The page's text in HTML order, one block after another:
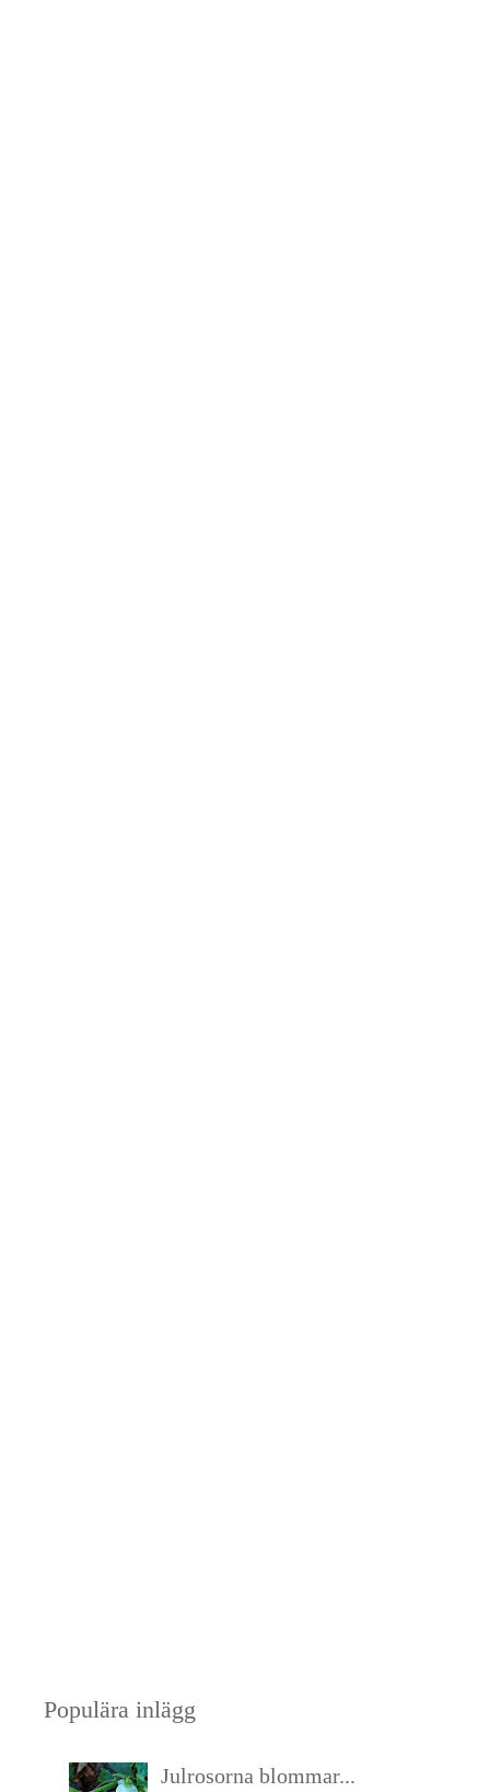
Populära inlägg
Julrosorna blommar...